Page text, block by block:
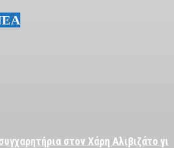
στον Χάρη Αλιβιζάτο για